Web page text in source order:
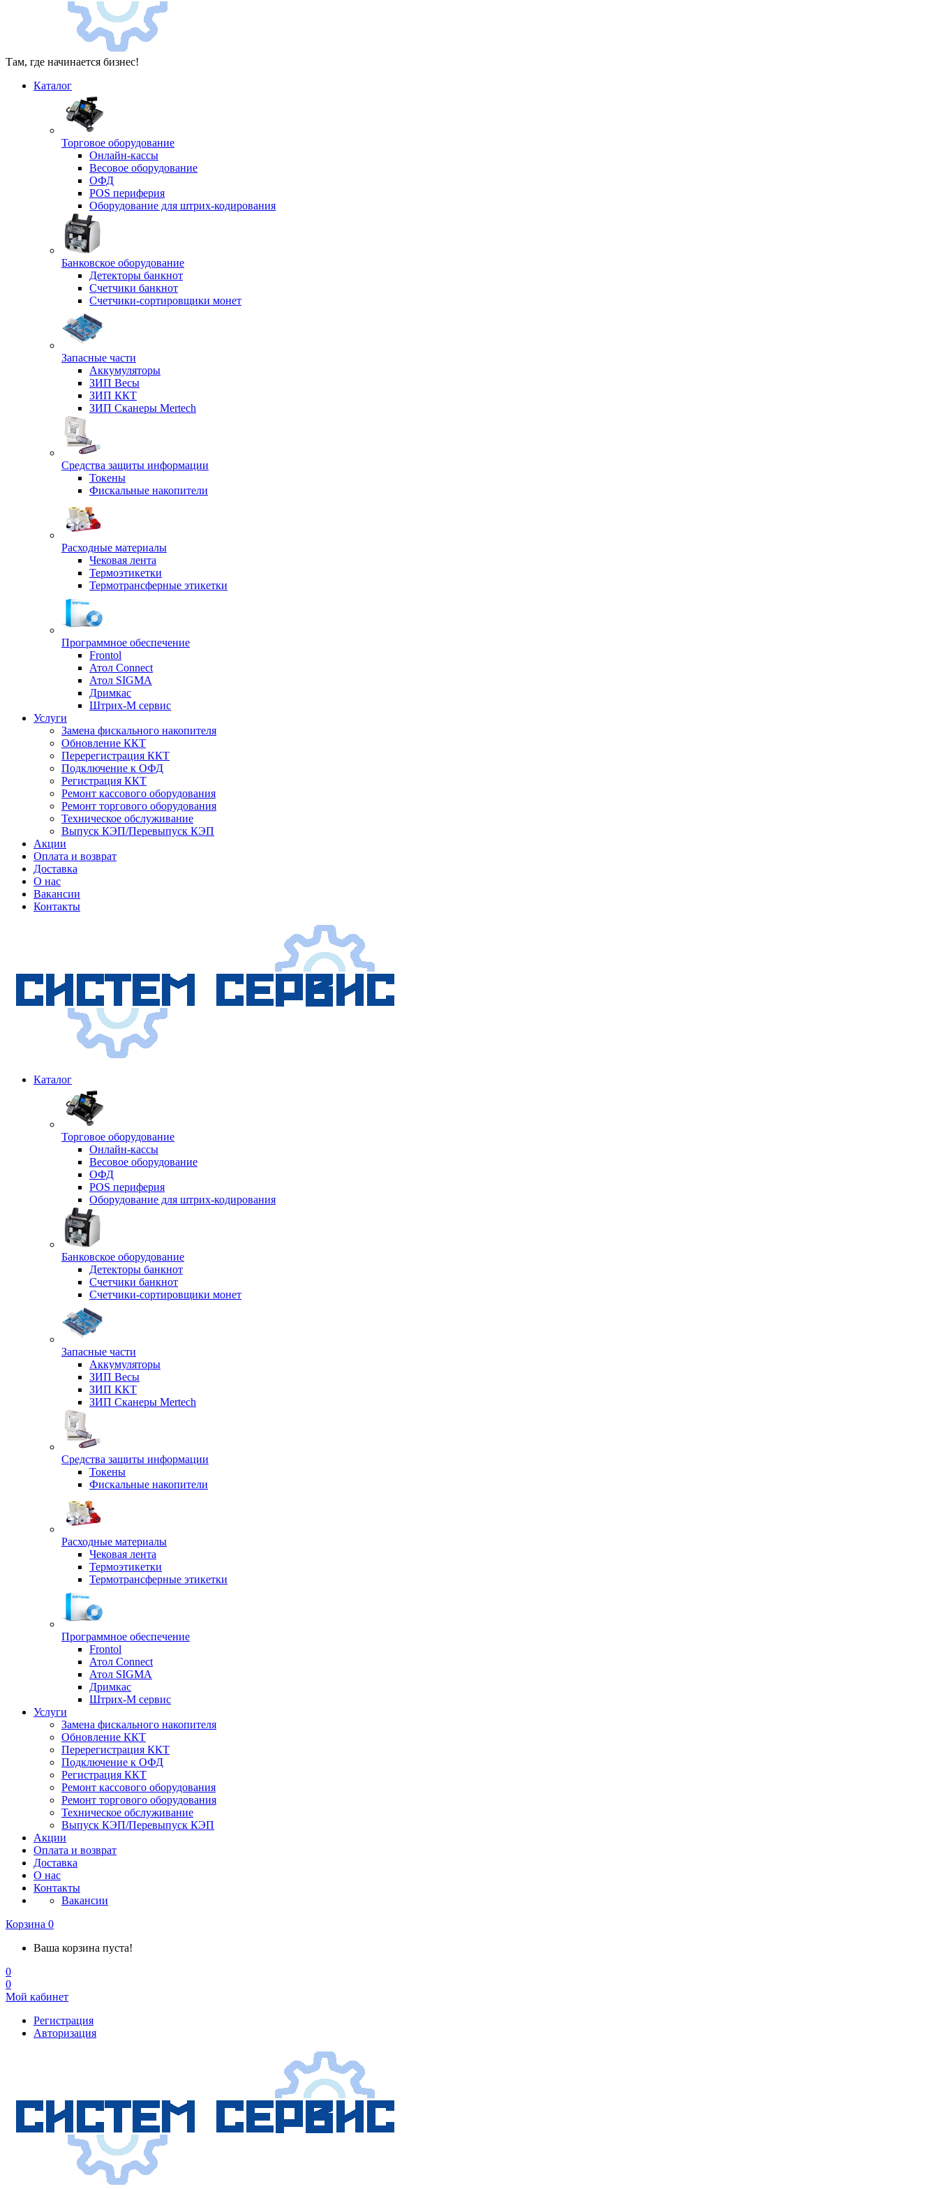
Там, где начинается бизнес!
Каталог
Торговое оборудование
Онлайн-кассы
Весовое оборудование
ОФД
POS периферия
Оборудование для штрих-кодирования
Банковское оборудование
Детекторы банкнот
Счетчики банкнот
Счетчики-сортировщики монет
Запасные части
Аккумуляторы
ЗИП Весы
ЗИП ККТ
ЗИП Сканеры Mertech
Средства защиты информации
Токены
Фискальные накопители
Расходные материалы
Чековая лента
Термоэтикетки
Термотрансферные этикетки
Программное обеспечение
Frontol
Атол Connect
Атол SIGMA
Дримкас
Штрих-М сервис
Услуги
Замена фискального накопителя
Обновление ККТ
Перерегистрация ККТ
Подключение к ОФД
Регистрация ККТ
Ремонт кассового оборудования
Ремонт торгового оборудования
Техническое обслуживание
Выпуск КЭП/Перевыпуск КЭП
Акции
Оплата и возврат
Доставка
О нас
Вакансии
Контакты
Каталог
Торговое оборудование
Онлайн-кассы
Весовое оборудование
ОФД
POS периферия
Оборудование для штрих-кодирования
Банковское оборудование
Детекторы банкнот
Счетчики банкнот
Счетчики-сортировщики монет
Запасные части
Аккумуляторы
ЗИП Весы
ЗИП ККТ
ЗИП Сканеры Mertech
Средства защиты информации
Токены
Фискальные накопители
Расходные материалы
Чековая лента
Термоэтикетки
Термотрансферные этикетки
Программное обеспечение
Frontol
Атол Connect
Атол SIGMA
Дримкас
Штрих-М сервис
Услуги
Замена фискального накопителя
Обновление ККТ
Перерегистрация ККТ
Подключение к ОФД
Регистрация ККТ
Ремонт кассового оборудования
Ремонт торгового оборудования
Техническое обслуживание
Выпуск КЭП/Перевыпуск КЭП
Акции
Оплата и возврат
Доставка
О нас
Контакты
Вакансии
Корзина 0
Ваша корзина пуста!
0
0
Мой кабинет
Регистрация
Авторизация